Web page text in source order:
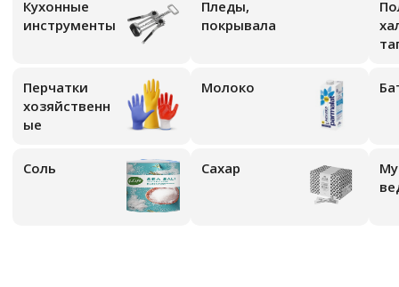
Кухонные
инструменты
Пледы,
покрывала
Перчатки
хозяйственн
ые
Молоко
Соль Сахар